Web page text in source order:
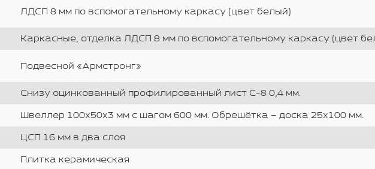
ЛДСП 8 мм по вспомогательному каркасу (цвет белый)
Каркасные, отделка ЛДСП 8 мм по вспомогательному каркасу (цвет
Подвесной «Армстронг»
Снизу оцинкованный профилированный лист С-8 0,4 мм.
Швеллер 100х50х3 мм с шагом 600 мм. Обрешётка – доска 25х100 мм.
ЦСП 16 мм в два слоя
Плитка керамическая